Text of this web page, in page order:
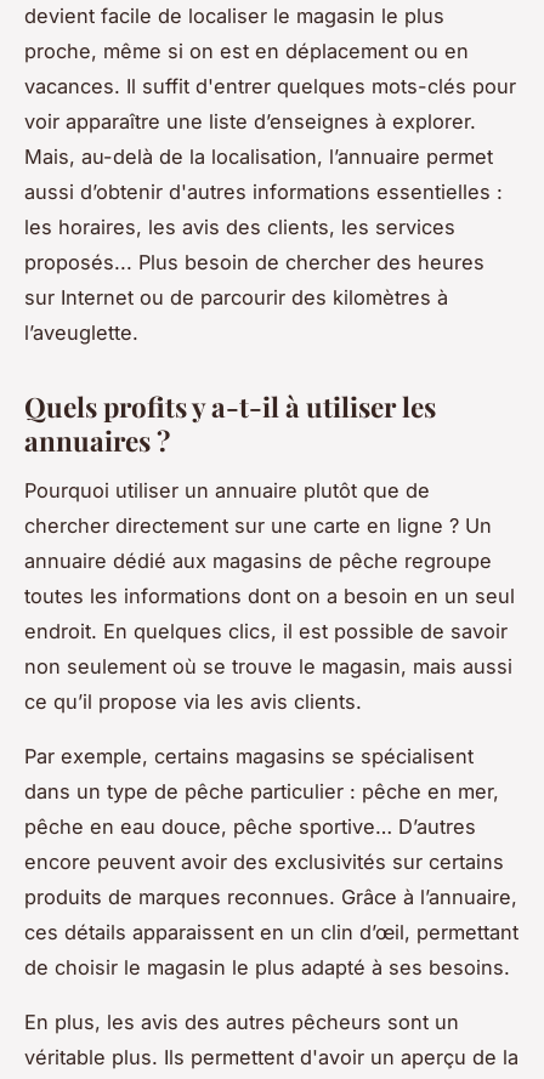
devient facile de localiser le magasin le plus
proche, même si on est en déplacement ou en
vacances. Il suffit d'entrer quelques mots-clés pour
voir apparaître une liste d’enseignes à explorer.
Mais, au-delà de la localisation, l’annuaire permet
aussi d’obtenir d'autres informations essentielles :
les horaires, les avis des clients, les services
proposés... Plus besoin de chercher des heures
sur Internet ou de parcourir des kilomètres à
l’aveuglette.
Quels profits y a-t-il à utiliser les
annuaires ?
Pourquoi utiliser un annuaire plutôt que de
chercher directement sur une carte en ligne ? Un
annuaire dédié aux magasins de pêche regroupe
toutes les informations dont on a besoin en un seul
endroit. En quelques clics, il est possible de savoir
non seulement où se trouve le magasin, mais aussi
ce qu’il propose via les avis clients.
Par exemple, certains magasins se spécialisent
dans un type de pêche particulier : pêche en mer,
pêche en eau douce, pêche sportive… D’autres
encore peuvent avoir des exclusivités sur certains
produits de marques reconnues. Grâce à l’annuaire,
ces détails apparaissent en un clin d’œil, permettant
de choisir le magasin le plus adapté à ses besoins.
En plus, les avis des autres pêcheurs sont un
véritable plus. Ils permettent d'avoir un aperçu de la